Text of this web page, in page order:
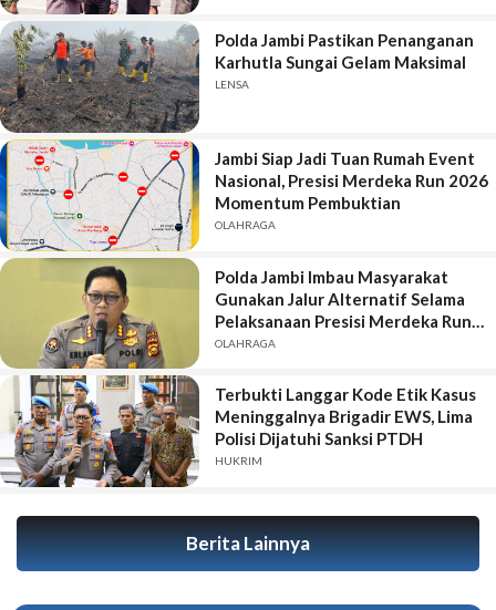
Polda Jambi Pastikan Penanganan
Karhutla Sungai Gelam Maksimal
LENSA
Jambi Siap Jadi Tuan Rumah Event
Nasional, Presisi Merdeka Run 2026
Momentum Pembuktian
OLAHRAGA
Polda Jambi Imbau Masyarakat
Gunakan Jalur Alternatif Selama
Pelaksanaan Presisi Merdeka Run
2026
OLAHRAGA
Terbukti Langgar Kode Etik Kasus
Meninggalnya Brigadir EWS, Lima
Polisi Dijatuhi Sanksi PTDH
HUKRIM
Berita Lainnya